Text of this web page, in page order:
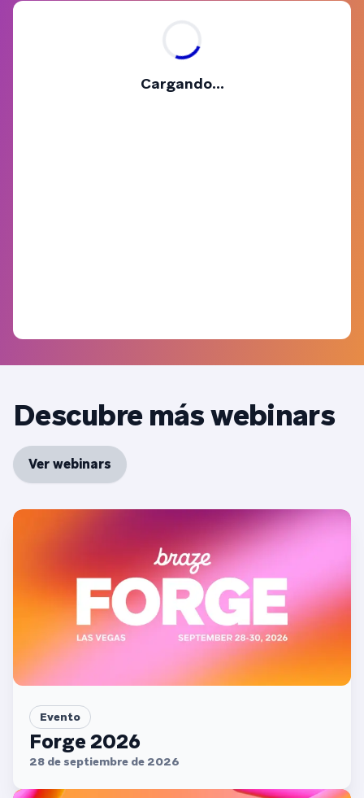
Cargando...
Descubre más webinars
Ver webinars
Evento
Forge 2026
28 de septiembre de 2026